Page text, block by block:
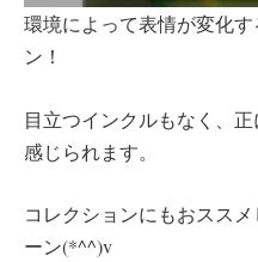
環境によって表情が変化
ン！
目立つインクルもなく、
感じられます。
コレクションにもおスス
ーン(*^^)v